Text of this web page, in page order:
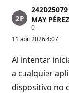
242D25079
MAY PÉREZ
0P
n
o
s
d
e
r
11 abr. 2026 4:07
Al intentar
a cualquier
dispositivo no